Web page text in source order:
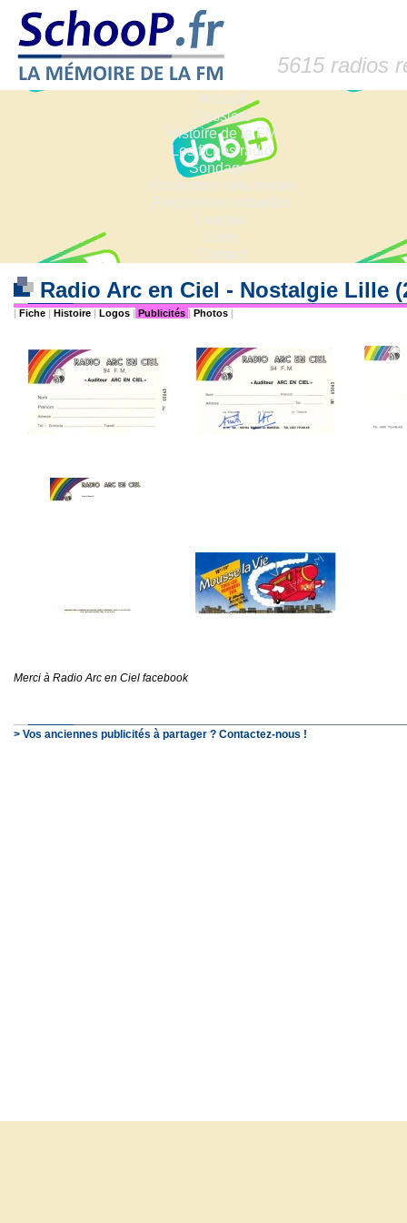
5615 radios
Accueil
Dossiers
Histoire de la FM
Les fiches radio
Sondages
Anciennes fréquences
Fréquences actuelles
Lexique
Liens
Contact
Radio Arc en Ciel - Nostalgie Lille
| Fiche | Histoire | Logos | Publicités | Photos |
Merci à Radio Arc en Ciel facebook
> Vos anciennes publicités à partager ? Contactez-nous !